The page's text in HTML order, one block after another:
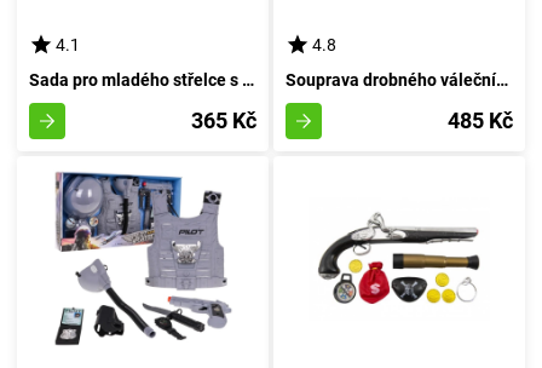
4.1
Sada pro mladého střelce s cílem
365 Kč
4.8
Souprava drobného válečníka skrytého ve stínech
485 Kč